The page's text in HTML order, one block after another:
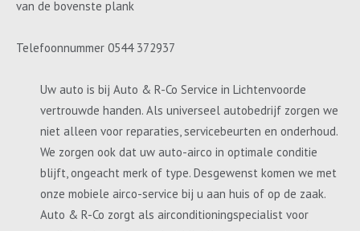
van de bovenste plank
Telefoonnummer 0544 372937
Uw auto is bij Auto & R-Co Service in Lichtenvoorde
vertrouwde handen. Als universeel autobedrijf zorgen we
niet alleen voor reparaties, servicebeurten en onderhoud.
We zorgen ook dat uw auto-airco in optimale conditie
blijft, ongeacht merk of type. Desgewenst komen we met
onze mobiele airco-service bij u aan huis of op de zaak.
Auto & R-Co zorgt als airconditioningspecialist voor